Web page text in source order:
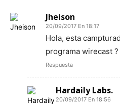
Jheison
20/09/2017 En 18:17
Hola, esta
programa wirecast ?
Respuesta
Hardaily Labs.
20/09/2017 En 18:56